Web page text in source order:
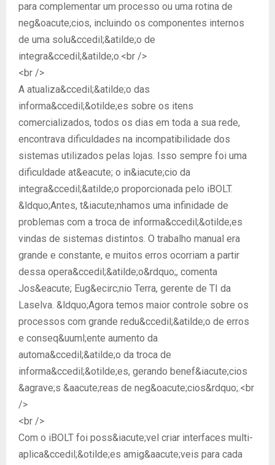
para complementar um processo ou uma rotina de
neg&oacute;cios, incluindo os componentes internos
de uma solu&ccedil;&atilde;o de
integra&ccedil;&atilde;o.<br />
<br />
A atualiza&ccedil;&atilde;o das
informa&ccedil;&otilde;es sobre os itens
comercializados, todos os dias em toda a sua rede,
encontrava dificuldades na incompatibilidade dos
sistemas utilizados pelas lojas. Isso sempre foi uma
dificuldade at&eacute; o in&iacute;cio da
integra&ccedil;&atilde;o proporcionada pelo iBOLT.
&ldquo;Antes, t&iacute;nhamos uma infinidade de
problemas com a troca de informa&ccedil;&otilde;es
vindas de sistemas distintos. O trabalho manual era
grande e constante, e muitos erros ocorriam a partir
dessa opera&ccedil;&atilde;o&rdquo;, comenta
Jos&eacute; Eug&ecirc;nio Terra, gerente de TI da
Laselva. &ldquo;Agora temos maior controle sobre os
processos com grande redu&ccedil;&atilde;o de erros
e conseq&uuml;ente aumento da
automa&ccedil;&atilde;o da troca de
informa&ccedil;&otilde;es, gerando benef&iacute;cios
&agrave;s &aacute;reas de neg&oacute;cios&rdquo;.<br
/>
<br />
Com o iBOLT foi poss&iacute;vel criar interfaces multi-
aplica&ccedil;&otilde;es amig&aacute;veis para cada